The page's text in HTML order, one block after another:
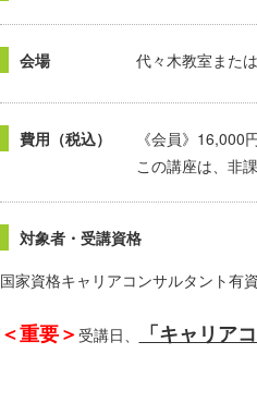
会場 代々木教室また
費用（税込）
《会員》
この講座は、非
対象者・受講資格
国家資格キャリアコンサルタント有
＜重要＞受講日、 「キャリア